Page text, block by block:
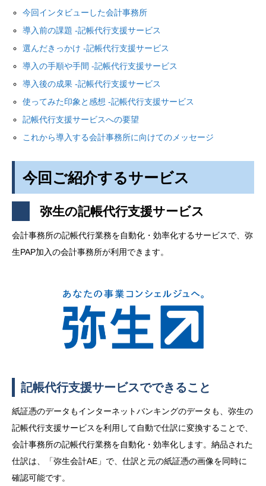
今回インタビューした会計事務所
導入前の課題 -記帳代行支援サービス
選んだきっかけ -記帳代行支援サービス
導入の手順や手間 -記帳代行支援サービス
導入後の成果 -記帳代行支援サービス
使ってみた印象と感想 -記帳代行支援サービス
記帳代行支援サービスへの要望
これから導入する会計事務所に向けてのメッセージ
今回ご紹介するサービス
弥生の記帳代行支援サービス
会計事務所の記帳代行業務を自動化・効率化するサービスで、弥
生PAP加入の会計事務所が利用できます。
記帳代行支援サービスでできること
紙証憑のデータもインターネットバンキングのデータも、弥生の
記帳代行支援サービスを利用して自動で仕訳に変換することで、
会計事務所の記帳代行業務を自動化・効率化します。納品された
仕訳は、「弥生会計AE」で、仕訳と元の紙証憑の画像を同時に
確認可能です。